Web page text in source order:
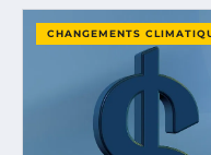
CHANGEMENTS